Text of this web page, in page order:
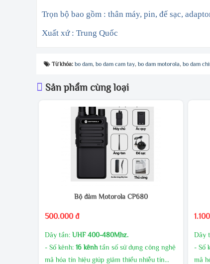
Trọn bộ bao gồm : thân máy, pin, đế sạc,
Xuất xứ : Trung Quốc
Từ khóa: bo dam, bo dam cam tay, bo dam motorola, bo dam
Sản phẩm cùng loại
Bộ đàm Motorola CP680
500.000 đ
Dãy tần: UHF 400-480Mhz.
- Số kênh: 16 kênh tần số sử dụng công nghệ
mã hóa tín hiệu giúp giảm thiểu nhiễu tín
Dãy
- Số
mã